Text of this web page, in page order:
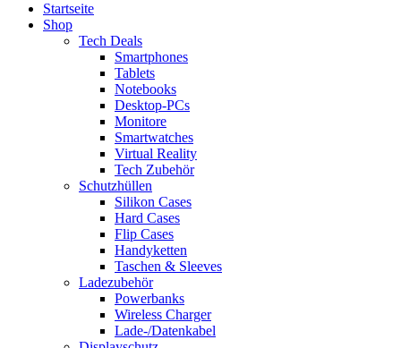
Startseite
Shop
Tech Deals
Smartphones
Tablets
Notebooks
Desktop-PCs
Monitore
Smartwatches
Virtual Reality
Tech Zubehör
Schutzhüllen
Silikon Cases
Hard Cases
Flip Cases
Handyketten
Taschen & Sleeves
Ladezubehör
Powerbanks
Wireless Charger
Lade-/Datenkabel